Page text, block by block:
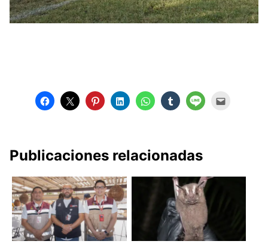
Publicaciones relacionadas